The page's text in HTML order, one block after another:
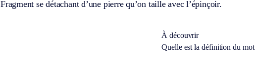
Fragment se détachant d’une pierre qu’on taille avec l’épinçoir.
À découvrir
Quelle est la définition du mot